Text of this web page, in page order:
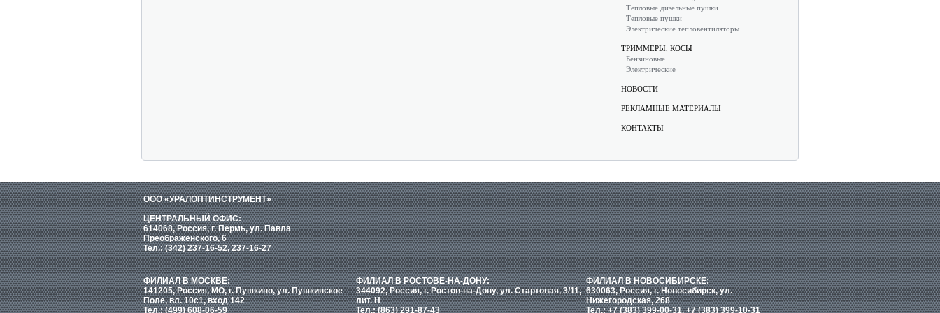
Тепловые дизельные пушки
Тепловые пушки
Электрические тепловентиляторы
ТРИММЕРЫ, КОСЫ
Бензиновые
Электрические
НОВОСТИ
РЕКЛАМНЫЕ МАТЕРИАЛЫ
КОНТАКТЫ
ООО «УРАЛОПТИНСТРУМЕНТ»
ЦЕНТРАЛЬНЫЙ ОФИС:
614068, Россия, г. Пермь, ул. Павла
Преображенского, 6
Тел.: (342) 237-16-52, 237-16-27
ФИЛИАЛ В МОСКВЕ:
141205, Россия, МО, г. Пушкино, ул. Пушкинское
Поле, вл. 10с1, вход 142
Тел.: (499) 608-06-59
ФИЛИАЛ В РОСТОВЕ-НА-ДОНУ:
344092, Россия, г. Ростов-на-Дону, ул. Стартовая, 3/11,
лит. Н
Тел.: (863) 291-87-43
ФИЛИАЛ В НОВОСИБИРСКЕ:
630063, Россия, г. Новосибирск, ул.
Нижегородская, 268
Тел.: +7 (383) 399-00-31, +7 (383) 399-10-31